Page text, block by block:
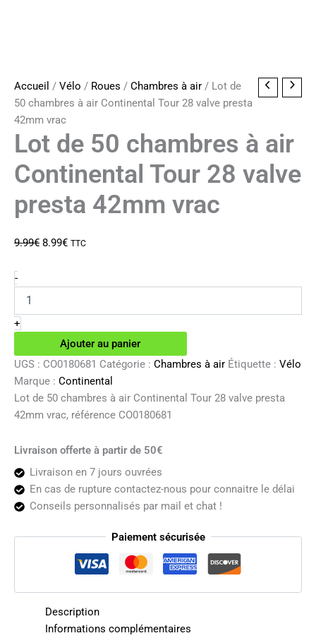
Accueil / Vélo / Roues / Chambres à air / Lot de
50 chambres à air Continental Tour 28 valve presta
42mm vrac
Lot de 50 chambres à air
Continental Tour 28 valve
presta 42mm vrac
9.99€ Le
8.99€Le
TTC
-quantité
de
Lot
de
50
chambres
à
air
Continental
Tour
28
presta
vrac
+
Ajouter au panier
UGS : CO0180681 Catégorie : Chambres à air Étiquette : Vélo
Marque : Continental
Lot de 50 chambres à air Continental Tour 28 valve presta
42mm vrac, référence CO0180681
Livraison offerte à partir de 50€
Livraison en 7 jours ouvrées
En cas de rupture contactez-nous pour connaitre le délai
Conseils personnalisés par mail et chat !
Paiement sécurisée
Description
Informations complémentaires